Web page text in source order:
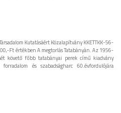
Kutatásáért Közalapítvány KKETTKK-56-
Ft értékben A megtorlás Tatabányán. Az 1956-
követő főbb tatabányai perek című kiadvány
és szabadságharc 60.évfordulójára